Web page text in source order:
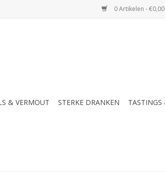
0 Artikelen - €0,00
& VERMOUT STERKE DRANKEN TASTINGS